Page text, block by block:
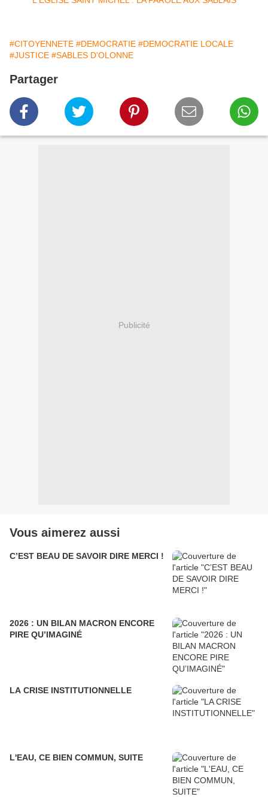
#CITOYENNETE #DEMOCRATIE #DEMOCRATIE LOCALE
#JUSTICE #SABLES D'OLONNE
Partager
Publicité
Vous aimerez aussi
C’EST BEAU DE SAVOIR DIRE MERCI !
2026 : UN BILAN MACRON ENCORE
PIRE QU’IMAGINÉ
LA CRISE INSTITUTIONNELLE
L'EAU, CE BIEN COMMUN, SUITE